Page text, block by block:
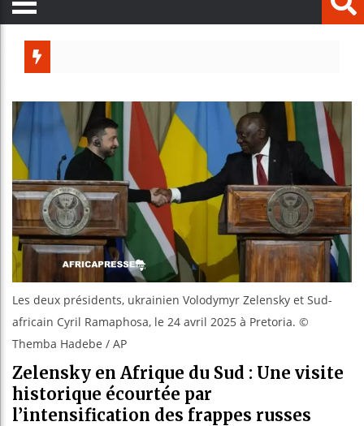
Bénin
Aliko
Les deux présidents, ukrainien Volodymyr Zelensky et Sud-
africain Cyril Ramaphosa, le 24 avril 2025 à Pretoria. ©
Themba Hadebe / AP
Zelensky en Afrique du Sud : Une visite
historique écourtée par
l’intensification des frappes russes